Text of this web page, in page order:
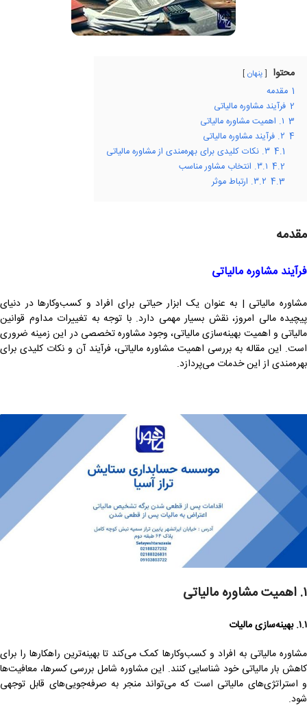
محتوا پنهان
1 مقدمه
2 فرآیند مشاوره مالیاتی
3 ۱. اهمیت مشاوره مالیاتی
4 ۲. فرآیند مشاوره مالیاتی
4.1 ۳. نکات کلیدی برای بهره‌مندی از مشاوره مالیاتی
4.2 ۳.۱. انتخاب مشاور مناسب
4.3 ۳.۲. ارتباط موثر
مقدمه
فرآیند مشاوره مالیاتی
مشاوره مالیاتی | به عنوان یک ابزار حیاتی برای افراد و کسب‌وکارها در دنیای
پیچیده مالی امروز، نقش بسیار مهمی دارد. با توجه به تغییرات مداوم قوانین
مالیاتی و اهمیت بهینه‌سازی مالیاتی، وجود مشاوره تخصصی در این زمینه ضروری
است. این مقاله به بررسی اهمیت مشاوره مالیاتی، فرآیند آن و نکات کلیدی برای
بهره‌مندی از این خدمات می‌پردازد.
۱. اهمیت مشاوره مالیاتی
۱.۱. بهینه‌سازی مالیات
مشاوره مالیاتی به افراد و کسب‌وکارها کمک می‌کند تا بهینه‌ترین راهکارها را برای
کاهش بار مالیاتی خود شناسایی کنند. این مشاوره شامل بررسی کسرها، معافیت‌ها
و استراتژی‌های مالیاتی است که می‌تواند منجر به صرفه‌جویی‌های قابل توجهی
شود.